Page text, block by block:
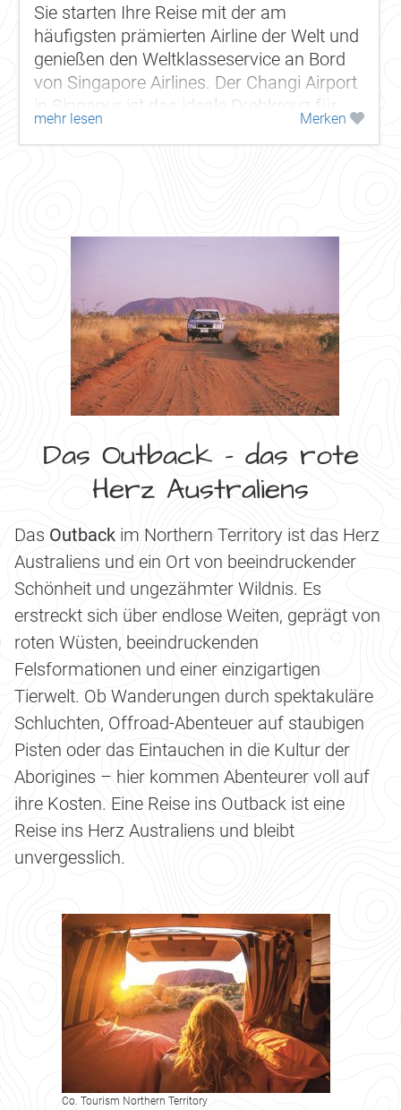
Sie starten Ihre Reise mit der am
häufigsten prämierten Airline der Welt und
genießen den Weltklasseservice an Bord
von Singapore Airlines. Der Changi Airport
in Singapur ist das ideale Drehkreuz für
Flüge zu den attraktivsten Zielen...
mehr lesen Merken
Das Outback - das rote
Herz Australiens
Das Outback im Northern Territory ist das Herz
Australiens und ein Ort von beeindruckender
Schönheit und ungezähmter Wildnis. Es
erstreckt sich über endlose Weiten, geprägt von
roten Wüsten, beeindruckenden
Felsformationen und einer einzigartigen
Tierwelt. Ob Wanderungen durch spektakuläre
Schluchten, Offroad-Abenteuer auf staubigen
Pisten oder das Eintauchen in die Kultur der
Aborigines – hier kommen Abenteurer voll auf
ihre Kosten. Eine Reise ins Outback ist eine
Reise ins Herz Australiens und bleibt
unvergesslich.
Co. Tourism Northern Territory